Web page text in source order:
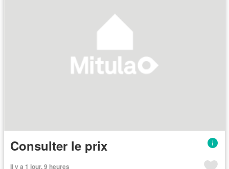
Consulter le prix
Il y a 1 jour, 9 heures